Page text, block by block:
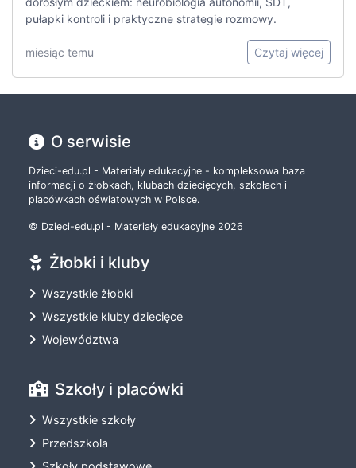
pułapki kontroli i praktyczne strategie rozmowy.
miesiąc temu Czytaj więcej
O serwisie
Dzieci-edu.pl - Materiały edukacyjne - kompleksowa baza
informacji o żłobkach, klubach dziecięcych, szkołach i
placówkach oświatowych w Polsce.
© Dzieci-edu.pl - Materiały edukacyjne 2026
Żłobki i kluby
Wszystkie żłobki
Wszystkie kluby dziecięce
Województwa
Szkoły i placówki
Wszystkie szkoły
Przedszkola